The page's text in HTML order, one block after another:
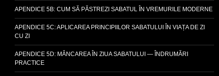
APENDICE 5B: CUM SĂ PĂSTREZI SABATUL ÎN VREMURILE MODERNE
APENDICE 5C: APLICAREA PRINCIPIILOR SABATULUI ÎN VIAȚA DE ZI
CU ZI
APENDICE 5D: MÂNCAREA ÎN ZIUA SABATULUI — ÎNDRUMĂRI
PRACTICE